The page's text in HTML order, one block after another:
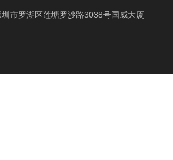
市罗湖区莲塘罗沙路3038号国威大厦